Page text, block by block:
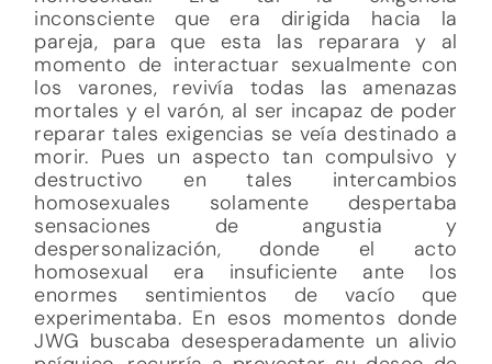
inconsciente que era dirigida hacia la
pareja, para que esta las reparara y al
momento de interactuar sexualmente con
los varones, revivía todas las amenazas
mortales y el varón, al ser incapaz de poder
reparar tales exigencias se veía destinado a
morir. Pues un aspecto tan compulsivo y
destructivo en tales intercambios
homosexuales solamente despertaba
sensaciones de angustia y
despersonalización, donde el acto
homosexual era insuficiente ante los
enormes sentimientos de vacío que
experimentaba. En esos momentos donde
JWG buscaba desesperadamente un alivio